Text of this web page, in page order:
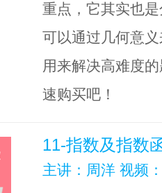
重点，它其实也
可以通过几何意
用来解决高难度
速购买吧！
11-指数及指数
主讲：周洋 视频